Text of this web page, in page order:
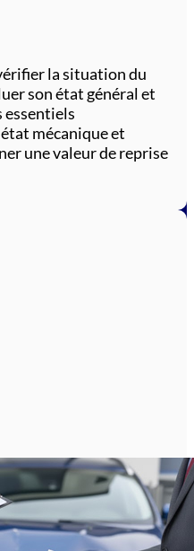
la situation du
son état général et
essentiels
mécanique et
une valeur de reprise